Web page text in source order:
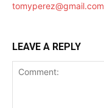
tomyperez@gmail.com
LEAVE A REPLY